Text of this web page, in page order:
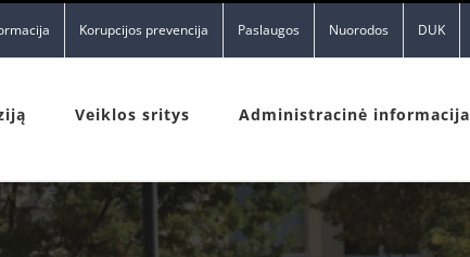
Korupcijos prevencija Paslaugos Nuorodos DUK
Veiklos sritys Administracinė informacija